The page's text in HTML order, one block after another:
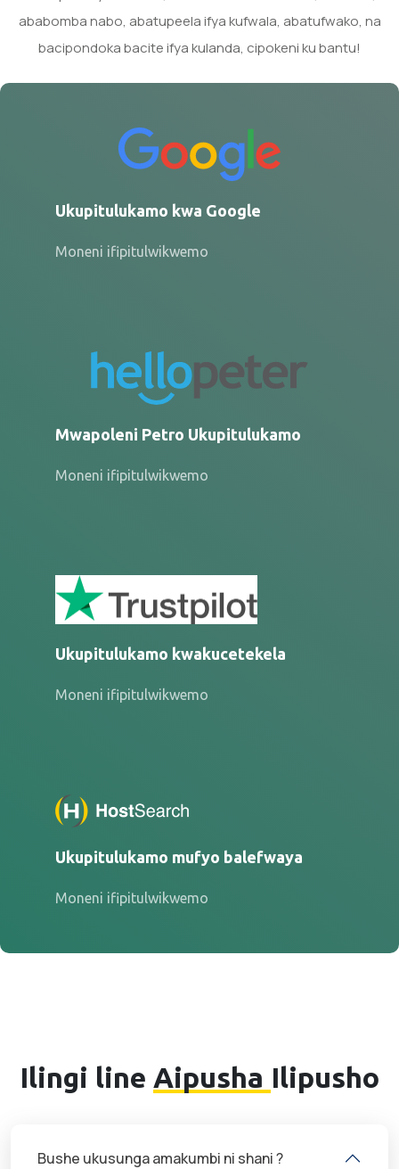
ababomba nabo, abatupeela ifya kufwala, abatufwako, na
bacipondoka bacite ifya kulanda, cipokeni ku bantu!
Ukupitulukamo kwa Google
Moneni ifipitulwikwemo
Mwapoleni Petro Ukupitulukamo
Moneni ifipitulwikwemo
Ukupitulukamo kwakucetekela
Moneni ifipitulwikwemo
Ukupitulukamo mufyo balefwaya
Moneni ifipitulwikwemo
Ilingi line Aipusha Ilipusho
Bushe ukusunga amakumbi ni shani ?